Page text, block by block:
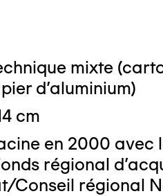
mixte
d'aluminium)
cm
en 2000 avec
régional
Conseil régional